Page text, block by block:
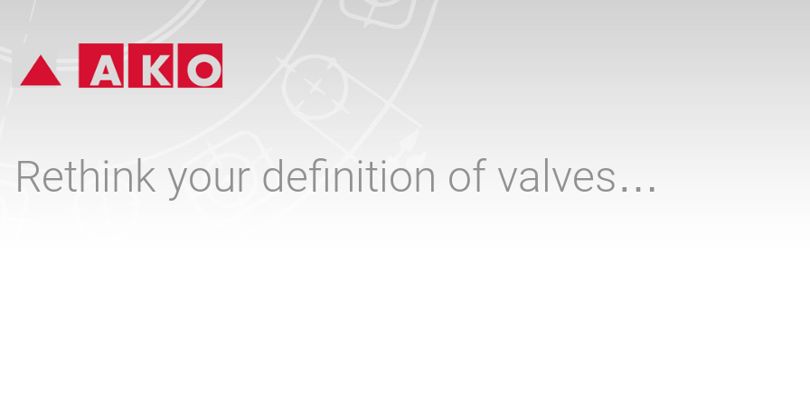
Rethink your definition of valves…